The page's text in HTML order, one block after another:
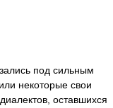
под сильным
некоторые свои
оставшихся